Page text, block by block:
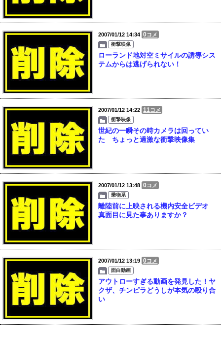
2007/01/12 14:34 0 コメ
衝撃映像
ローランド地対空ミサイルの誘導シス
テムからは逃げられない！
2007/01/12 14:22 11コメ
衝撃映像
世紀の一瞬その時カメラは回ってい
た ちょっと過激な衝撃映像集
2007/01/12 13:48 0 コメ
乗物系
離陸前に上映される機内安全ビデオ
真面目に見た事ありますか？
2007/01/12 13:19 0 コメ
面白動画
アウトローすぎる動画を発見した！ヤ
クザ、チンピラどうしが本気の殴り合
い